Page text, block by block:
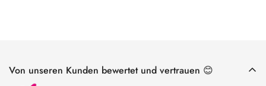
Von unseren Kunden bewertet und vertrauen 😊